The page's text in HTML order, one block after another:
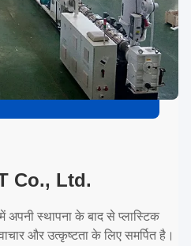
Co., Ltd.
स्थापना के बाद से प्लास्टिक
और उत्कृष्टता के लिए समर्पित है।